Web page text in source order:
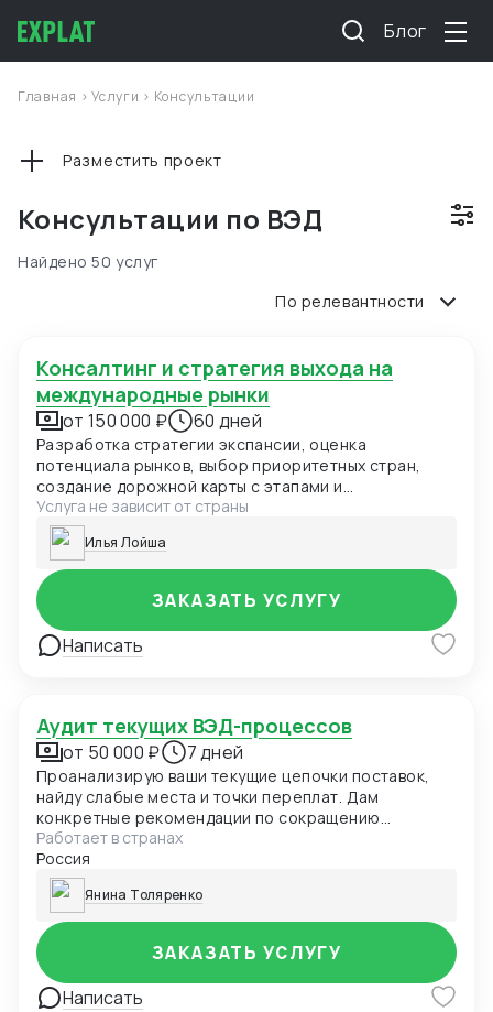
Блог
Главная >Услуги > Консультации
Консультации по ВЭД
Разместить проект
Найдено 50 услуг
По релевантности
Консалтинг и стратегия выхода на
международные рынки
от 150 000 ₽ 60 дней
Разработка стратегии экспансии, оценка
потенциала рынков, выбор приоритетных стран,
создание дорожной карты с этапами и
бюджетированием. Цена: от 150 000 ₽/месяц Срок:
2-3 месяца
Услуга не зависит от страны
Илья Лойша
Написать
ЗАКАЗАТЬ УСЛУГУ
Аудит текущих ВЭД-процессов
от 50 000 ₽ 7 дней
Проанализирую ваши текущие цепочки поставок,
найду слабые места и точки переплат. Дам
конкретные рекомендации по сокращению
расходов и ускорению процессов.
Работает в странах
Россия
Янина Толяренко
Написать
ЗАКАЗАТЬ УСЛУГУ